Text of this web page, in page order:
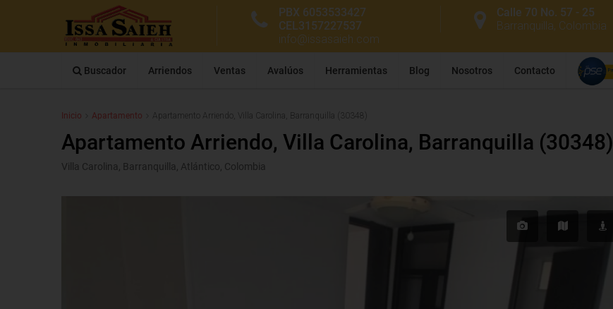
Calle 70 No. 57 - 25
Barranquilla, Colombia
PBX 6053533427
CEL3157227537
info@issasaieh.com
Buscador Arriendos Ventas Avalúos Herramientas Blog Nosotros Contacto
Inicio Apartamento Apartamento Arriendo, Villa Carolina, Barranquilla (30348)
Apartamento Arriendo, Villa Carolina, Barranquilla (30348)
Villa Carolina, Barranquilla, Atlántico, Colombia